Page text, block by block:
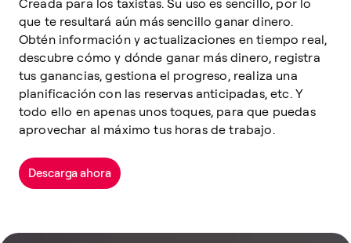
Creada para los taxistas. Su uso es sencillo, por lo
que te resultará aún más sencillo ganar dinero.
Obtén información y actualizaciones en tiempo real,
descubre cómo y dónde ganar más dinero, registra
tus ganancias, gestiona el progreso, realiza una
planificación con las reservas anticipadas, etc. Y
todo ello en apenas unos toques, para que puedas
aprovechar al máximo tus horas de trabajo.
Descarga ahora